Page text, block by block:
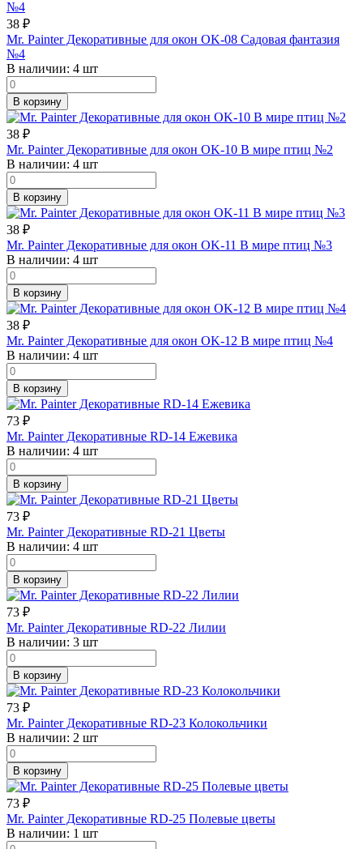
38 ₽
Mr. Painter Декоративные для окон OK-08 Садовая фантазия
№4
В наличии: 4 шт
В корзину
38 ₽
Mr. Painter Декоративные для окон OK-10 В мире птиц №2
В наличии: 4 шт
В корзину
38 ₽
Mr. Painter Декоративные для окон OK-11 В мире птиц №3
В наличии: 4 шт
В корзину
38 ₽
Mr. Painter Декоративные для окон OK-12 В мире птиц №4
В наличии: 4 шт
В корзину
73 ₽
Mr. Painter Декоративные RD-14 Ежевика
В наличии: 4 шт
В корзину
73 ₽
Mr. Painter Декоративные RD-21 Цветы
В наличии: 4 шт
В корзину
73 ₽
Mr. Painter Декоративные RD-22 Лилии
В наличии: 3 шт
В корзину
73 ₽
Mr. Painter Декоративные RD-23 Колокольчики
В наличии: 2 шт
В корзину
73 ₽
Mr. Painter Декоративные RD-25 Полевые цветы
В наличии: 1 шт